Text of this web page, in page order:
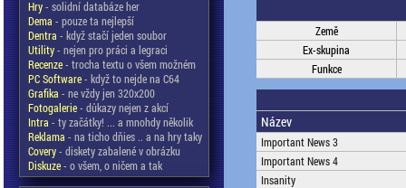
Hry- solidní databáze her
Dema - pouze ta nejlepší
Dentra - když stačí jeden soubor
Utility- nejen pro práci a legraci
Recenze- trocha textu o všem možném
PC Software- když to nejde na C64
Grafika - ne vždy jen 320x200
Fotogalerie- důkazy nejen z akcí
Intra - ty začátky! ... a mnohdy několik
Reklama - na ticho dňies .. a na hry taky
Covery- diskety zabalené v obrázku
Diskuze- o všem, o ničem a tak
Země
Ex-skupina
Funkce
Název
Important News 3
Important News 4
Insanity